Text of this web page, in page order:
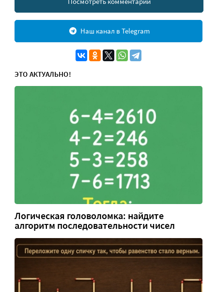
Наш канал в Telegram
ЭТО АКТУАЛЬНО!
Логическая головоломка: найдите
алгоритм последовательности чисел